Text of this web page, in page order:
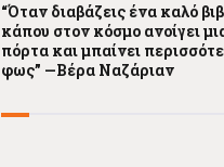
“Όταν διαβάζεις ένα καλό
κάπου στον κόσμο ανοίγει
πόρτα και μπαίνει
φως” —Βέρα Ναζάριαν